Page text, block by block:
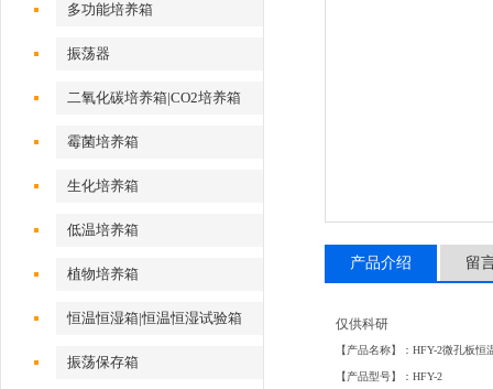
多功能培养箱
振荡器
二氧化碳培养箱|CO2培养箱
霉菌培养箱
生化培养箱
低温培养箱
植物培养箱
恒温恒湿箱|恒温恒湿试验箱
振荡保存箱
产品介绍 留
仅供科研
【产品名称】： HFY-2微孔板恒
【产品型号】：HFY-2